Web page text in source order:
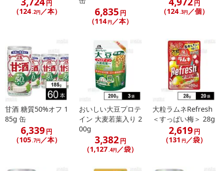
円
（124.2円／本） 6,835 円
（114 円 ／本）
円
（124.3円 ／個）
甘酒 糖質50%オフ 1
85g 缶
6,339円
（105.7円／本）
おいしい大豆プロテ
イン 大麦若葉入り 2
00g
3,382円
（1,127.4円／袋）
大粒ラムネRefresh
＜すっぱい梅＞ 28g
2,619円
（131 円／袋）